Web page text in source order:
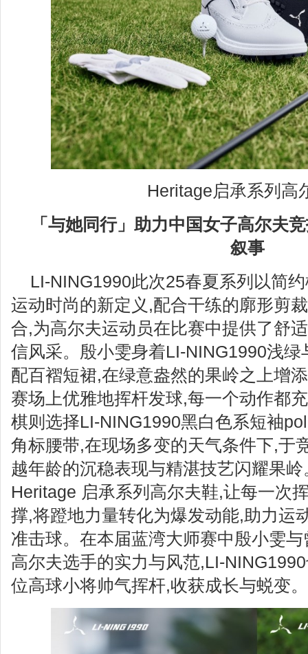
Heritage启承系列高
「与她同行」助力中国女子高尔夫
叙事
LI-NING1990此次25春夏系列以简
运动时尚的新定义,配合干练的廓形剪
合,为高尔夫运动员在比赛中提供了舒
信风采。殷小雯身着LI-NING1990浅
配百褶短裙,在绿意盎然的果岭之上增
赛场上优雅地挥杆发球,每一个动作都
棋则选择LI-NING1990黑白色系短袖
角标腰带,在现场多变的天气条件下,于
越年龄的沉稳表现与精湛技艺闪耀果
Heritage 启承系列高尔夫鞋,让每一次
撑,将蹬地力量转化为爆发动能,助力运
准击球。在本届蓝湾大师赛中殷小雯
高尔夫选手的实力与风范,LI-
位高球小将帅气挥杆,收获成长与蜕变。